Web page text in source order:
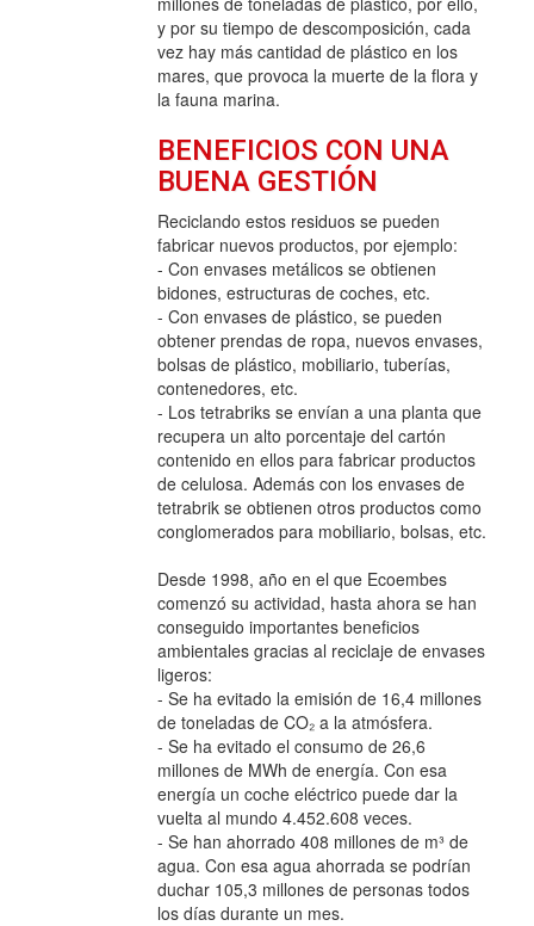
y por su tiempo de descomposición, cada
vez hay más cantidad de plástico en los
mares, que provoca la muerte de la flora y
la fauna marina.
BENEFICIOS CON UNA
BUENA GESTIÓN
Reciclando estos residuos se pueden
fabricar nuevos productos, por ejemplo:
- Con envases metálicos se obtienen
bidones, estructuras de coches, etc.
- Con envases de plástico, se pueden
obtener prendas de ropa, nuevos envases,
bolsas de plástico, mobiliario, tuberías,
contenedores, etc.
- Los tetrabriks se envían a una planta que
recupera un alto porcentaje del cartón
contenido en ellos para fabricar productos
de celulosa. Además con los envases de
tetrabrik se obtienen otros productos como
conglomerados para mobiliario, bolsas, etc.
Desde 1998, año en el que Ecoembes
comenzó su actividad, hasta ahora se han
conseguido importantes beneficios
ambientales gracias al reciclaje de envases
ligeros:
- Se ha evitado la emisión de 16,4 millones
de toneladas de CO₂ a la atmósfera.
- Se ha evitado el consumo de 26,6
millones de MWh de energía. Con esa
energía un coche eléctrico puede dar la
vuelta al mundo 4.452.608 veces.
- Se han ahorrado 408 millones de m³ de
agua. Con esa agua ahorrada se podrían
duchar 105,3 millones de personas todos
los días durante un mes.